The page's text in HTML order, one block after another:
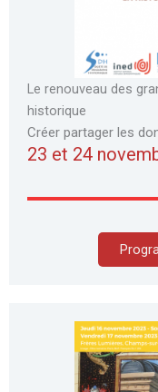
Le renouveau des
historique
Créer partager les
23 et 24